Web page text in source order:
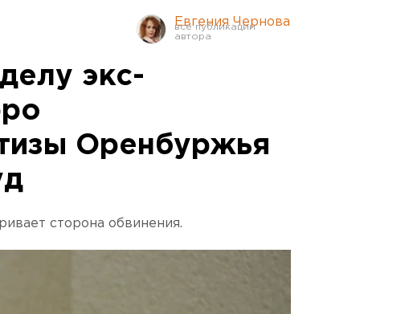
Евгения Чернова
экс-
Оренбуржья
сторона обвинения.